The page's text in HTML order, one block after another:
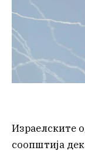
Израелските
соопштија